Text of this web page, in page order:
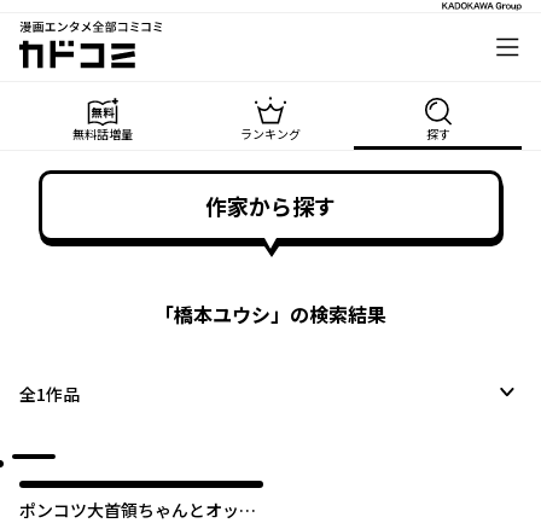
漫画エンタメ全部コミコミ
カドコミ
無料話増量 ランキング 探す
作家から探す
「橋本ユウシ」の検索結果
全1作品
ポンコツ大首領ちゃんとオッサ